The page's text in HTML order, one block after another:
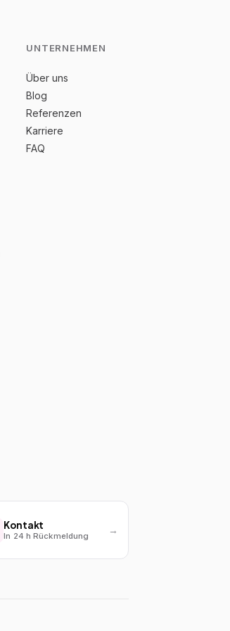
UNTERNEHMEN
Über uns
Blog
Referenzen
Karriere
FAQ
Kontakt
In 24 h Rückmeldung →